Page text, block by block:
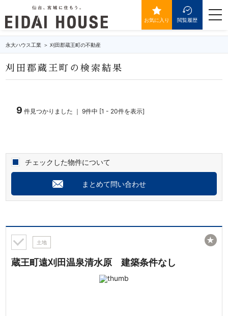
お気に入り 閲覧履歴
永大ハウス工業 刈田郡蔵王町の不動産
刈田郡蔵王町の検索結果
9 件見つかりました ｜ 9件中 [1 - 20件を表示]
チェックした物件について
まとめて問い合わせ
土地
蔵王町遠刈田温泉清水原 建築条件なし
★